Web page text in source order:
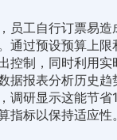
员工自行订票易造
通过预设预算上限
控制，同时利用实
据报表分析历史趋
调研显示这能节省
指标以保持适应性。